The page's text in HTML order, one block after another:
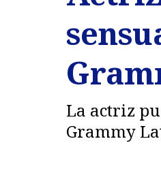
Deportes
La actriz
Grammy